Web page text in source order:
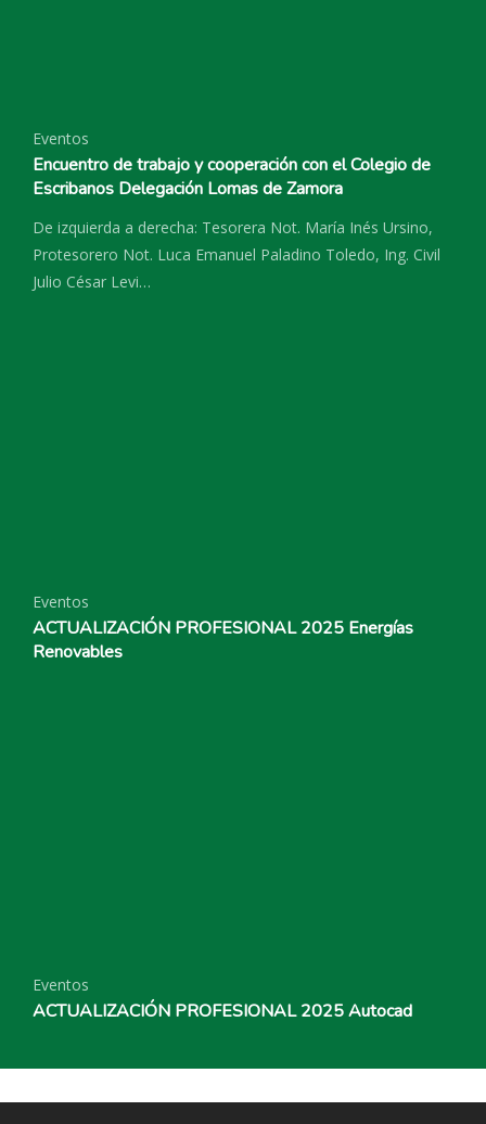
Eventos
Encuentro de trabajo y cooperación con el Colegio de
Escribanos Delegación Lomas de Zamora
De izquierda a derecha: Tesorera Not. María Inés Ursino,
Protesorero Not. Luca Emanuel Paladino Toledo, Ing. Civil
Julio César Levi…
Eventos
ACTUALIZACIÓN PROFESIONAL 2025 Energías
Renovables
Eventos
ACTUALIZACIÓN PROFESIONAL 2025 Autocad